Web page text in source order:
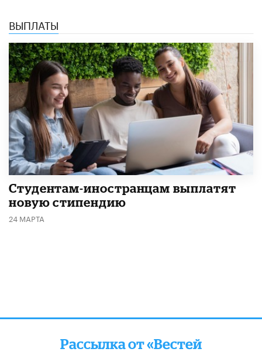
ВЫПЛАТЫ
Студентам-иностранцам выплатят
новую стипендию
24 МАРТА
Рассылка от «Вестей